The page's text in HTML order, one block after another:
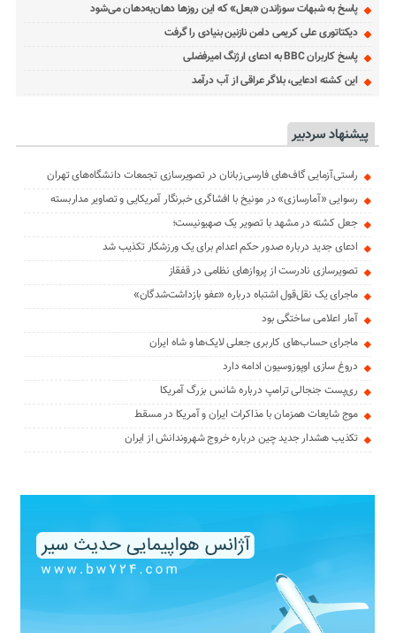
پاسخ به شبهات سوزاندن «بعل» که این روزها دهان‌به‌دهان می‌شود
دیکتاتوری علی کریمی دامن نازنین بنیادی را گرفت
پاسخ کاربران BBC به ادعای ارژنگ امیرفضلی
این کشته ادعایی، بلاگر عراقی از آب درآمد
پیشنهاد سردبیر
راستی‌آزمایی گاف‌های فارسی‌زبانان در تصویرسازی تجمعات دانشگاه‌های تهران
رسوایی «آمارسازی» در مونیخ با افشاگری خبرنگار آمریکایی و تصاویر مداربسته
جعل کشته در مشهد با تصویر یک صهیونیست؛
ادعای جدید درباره صدور حکم اعدام برای یک ورزشکار تکذیب شد
تصویرسازی نادرست از پروازهای نظامی در قفقاز
ماجرای یک نقل‌قول اشتباه درباره «عفو بازداشت‌شدگان»
آمار اعلامی ساختگی بود
ماجرای حساب‌های کاربری جعلی لایک‌ها و شاه ایران
دروغ سازی اوپوزوسیون ادامه دارد
ری‌پست جنجالی ترامپ درباره شانس بزرگ آمریکا
موج شایعات همزمان با مذاکرات ایران و آمریکا در مسقط
تکذیب هشدار جدید چین درباره خروج شهروندانش از ایران